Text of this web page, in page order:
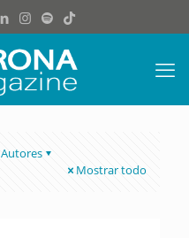
Autores
Mostrar todo